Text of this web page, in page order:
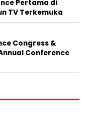
Pertama di
TV Terkemuka
Congress &
Conference